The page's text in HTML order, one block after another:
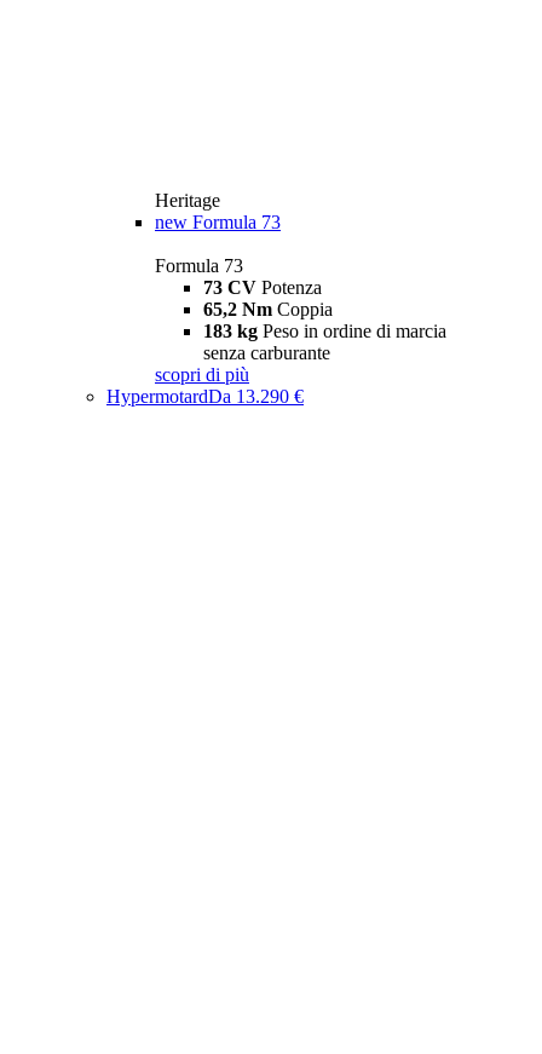
Heritage
new Formula 73
Formula 73
73 CV Potenza
65,2 Nm Coppia
183 kg Peso in ordine di marcia
senza carburante
scopri di più
HypermotardDa 13.290 €